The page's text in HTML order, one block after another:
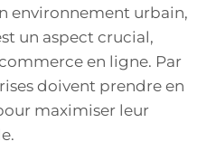
environnement urbain,
un aspect crucial,
en ligne. Par
doivent prendre en
maximiser leur